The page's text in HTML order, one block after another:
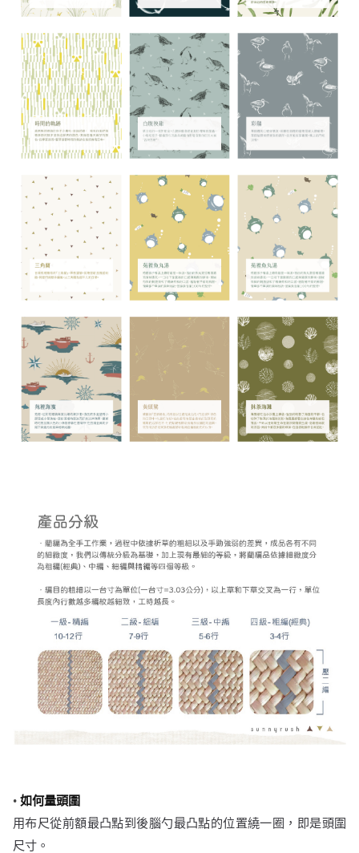
• 如何量頭圍
用布尺從前額最凸點到後腦勺最凸點的位置繞一圈，即是頭圍
尺寸。